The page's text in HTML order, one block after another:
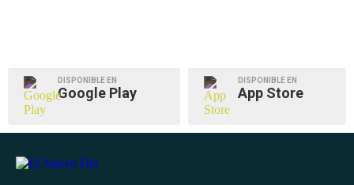
DISPONIBLE EN
Google Play
DISPONIBLE EN
App Store